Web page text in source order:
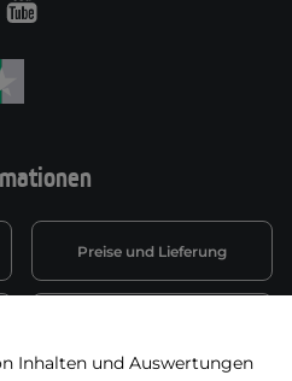
Preise und Lieferung
Youtube
Inhalten und Auswertungen